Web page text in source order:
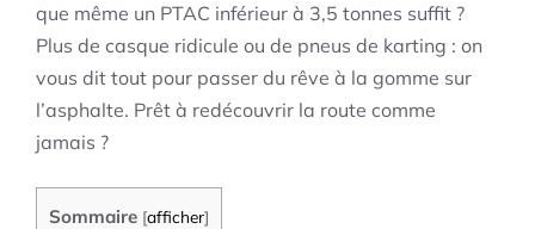
que même un PTAC inférieur à 3,5 tonnes suffit ?
Plus de casque ridicule ou de pneus de karting : on
vous dit tout pour passer du rêve à la gomme sur
l’asphalte. Prêt à redécouvrir la route comme
jamais ?
Sommaire [afficher]